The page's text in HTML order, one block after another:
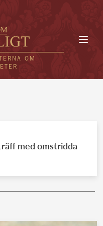
OM
med omstridda